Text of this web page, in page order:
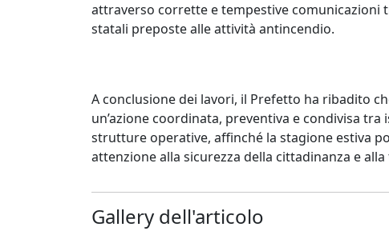
attraverso corrette e tempestive
statali preposte alle attività antincendio.
A conclusione dei lavori, il Prefetto ha ribadito
un’azione coordinata, preventiva e condivisa
strutture operative, affinché la stagione estiva
attenzione alla sicurezza della cittadinanza e
Gallery dell'articolo